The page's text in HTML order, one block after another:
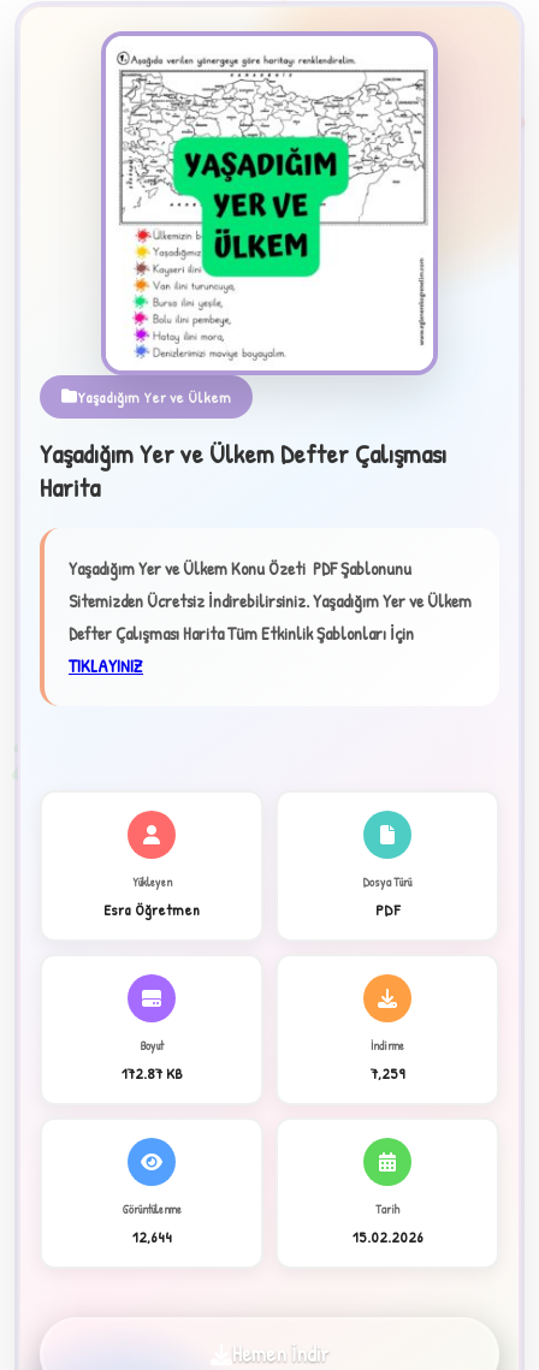
2
✧
Yaşadığım Yer ve Ülkem
Yaşadığım Yer ve Ülkem Defter Çalışması
Harita
Yaşadığım Yer ve Ülkem Konu Özeti PDF Şablonunu
Sitemizden Ücretsiz İndirebilirsiniz.Yaşadığım Yer ve Ülkem
Defter Çalışması Harita Tüm Etkinlik Şablonları İçin
TIKLAYINIZ
Yükleyen
Esra Öğretmen
Dosya Türü
PDF
Boyut
172.87 KB
İndirme
7,259
Görüntülenme
12,644
Tarih
15.02.2026
Hemen İndir
★